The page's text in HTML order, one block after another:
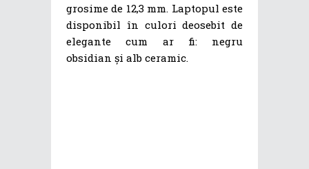
grosime de 12,3 mm. Laptopul este
disponibil în culori deosebit de
elegante cum ar fi: negru
obsidian și alb ceramic.